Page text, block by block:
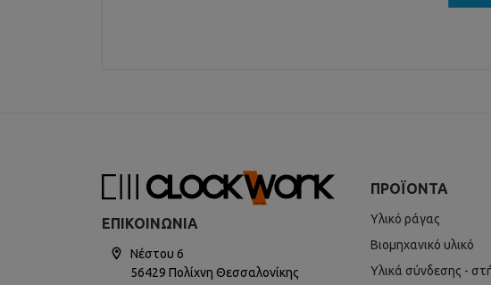
ΕΠΙΚΟΙΝΩΝΊΑ
Νέστου 6
56429 Πολίχνη Θεσσαλονίκης
ΠΡΟΪΌΝΤΑ
Υλικό ράγας
Βιομηχανικό υλικό
Υλικά σύνδεσης -